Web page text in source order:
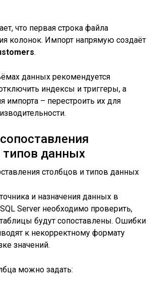
что первая строка файла
колонок. Импорт напрямую создаёт
.
данных рекомендуется
индексы и триггеры, а
импорта – перестроить их для
типов данных
и назначения данных в
Server необходимо проверить,
будут сопоставлены. Ошибки
к некорректному формату
значений.
можно задать: